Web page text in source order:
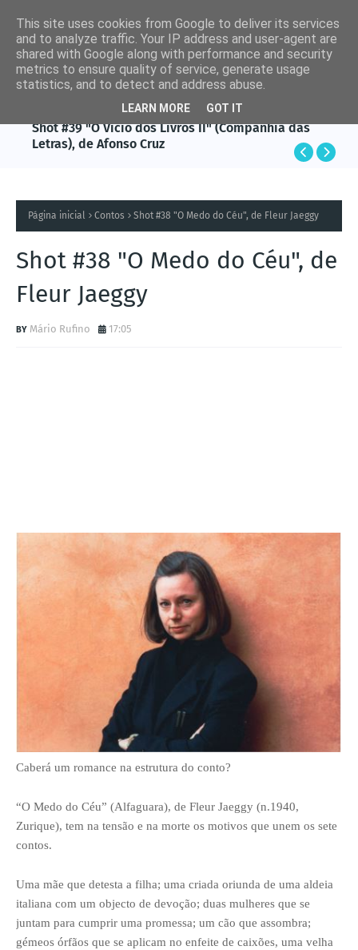
Shot #39 "O Vício dos Livros II" (Companhia das
Letras), de Afonso Cruz
Página inicial Contos Shot #38 "O Medo do Céu", de Fleur Jaeggy
Shot #38 "O Medo do Céu", de
Fleur Jaeggy
Mário Rufino 17:05
Caberá um romance na estrutura do conto?
“O Medo do Céu” (Alfaguara), de Fleur Jaeggy (n.1940,
Zurique), tem na tensão e na morte os motivos que unem os sete
contos.
Uma mãe que detesta a filha; uma criada oriunda de uma aldeia
italiana com um objecto de devoção; duas mulheres que se
juntam para cumprir uma promessa; um cão que assombra;
gémeos órfãos que se aplicam no enfeite de caixões, uma velha
This site uses cookies from Google to deliver its services
and to analyze traffic. Your IP address and user-agent are
shared with Google along with performance and security
metrics to ensure quality of service, generate usage
statistics, and to detect and address abuse.
LEARN MORE GOT IT